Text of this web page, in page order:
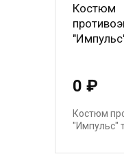
Костюм
0 ₽
Костюм
"Импульс"